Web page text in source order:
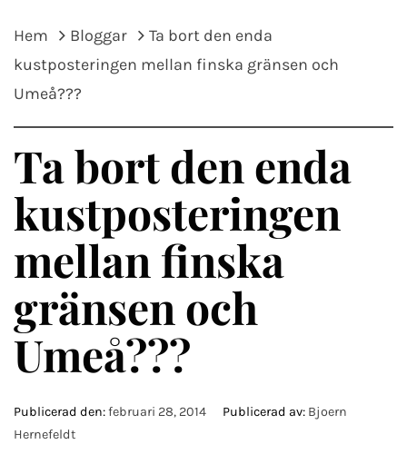
Hem Bloggar
Ta bort den enda
kustposteringen mellan finska gränsen och
Umeå???
Ta bort den enda
kustposteringen
mellan finska
gränsen och
Umeå???
Publicerad den:februari 28, 2014 Publicerad av: Bjoern
Hernefeldt